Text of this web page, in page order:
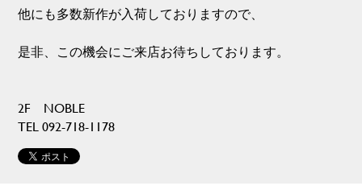
他にも多数新作が入荷しておりますので、
是非、この機会にご来店お待ちしております。
2F NOBLE
TEL 092-718-1178